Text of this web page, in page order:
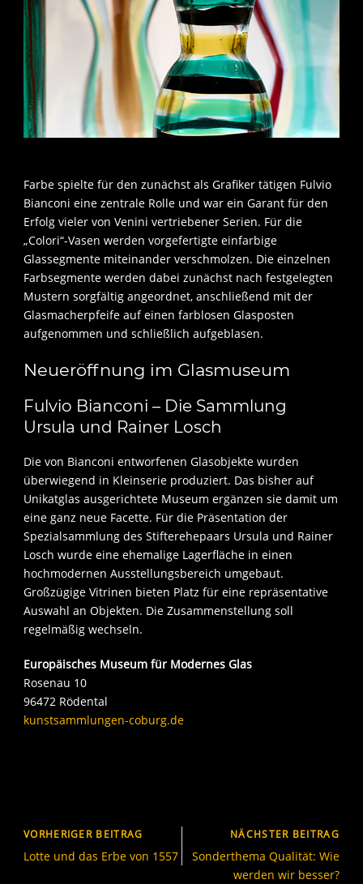
Farbe spielte für den zunächst als Grafiker tätigen Fulvio
Bianconi eine zentrale Rolle und war ein Garant für den
Erfolg vieler von Venini vertriebener Serien. Für die
„Colori“-Vasen werden vorgefertigte einfarbige
Glassegmente miteinander verschmolzen. Die einzelnen
Farbsegmente werden dabei zunächst nach festgelegten
Mustern sorgfältig angeordnet, anschließend mit der
Glasmacherpfeife auf einen farblosen Glasposten
aufgenommen und schließlich aufgeblasen.
Neueröffnung im Glasmuseum
Fulvio Bianconi – Die Sammlung
Ursula und Rainer Losch
Die von Bianconi entworfenen Glasobjekte wurden
überwiegend in Kleinserie produziert. Das bisher auf
Unikatglas ausgerichtete Museum ergänzen sie damit um
eine ganz neue Facette. Für die Präsentation der
Spezialsammlung des Stifterehepaars Ursula und Rainer
Losch wurde eine ehemalige Lagerfläche in einen
hochmodernen Ausstellungsbereich umgebaut.
Großzügige Vitrinen bieten Platz für eine repräsentative
Auswahl an Objekten. Die Zusammenstellung soll
regelmäßig wechseln.
Europäisches Museum für Modernes Glas
Rosenau 10
96472 Rödental
kunstsammlungen-coburg.de
VORHERIGER BEITRAG
Lotte und das Erbe von 1557
NÄCHSTER BEITRAG
Sonderthema Qualität: Wie
werden wir besser?